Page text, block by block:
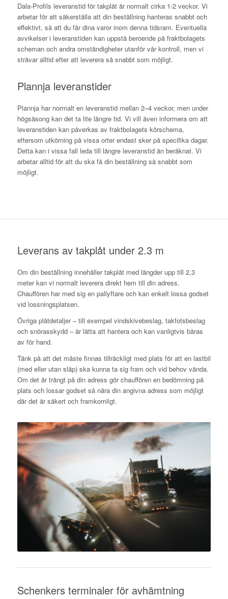
Dala-Profils leveranstid för takplåt är normalt cirka 1-2 veckor. Vi
arbetar för att säkerställa att din beställning hanteras snabbt och
effektivt, så att du får dina varor inom denna tidsram. Eventuella
avvikelser i leveranstiden kan uppstå beroende på fraktbolagets
scheman och andra omständigheter utanför vår kontroll, men vi
strävar alltid efter att leverera så snabbt som möjligt.
Plannja leveranstider
Plannja har normalt en leveranstid mellan 2–4 veckor, men under
högsäsong kan det ta lite längre tid. Vi vill även informera om att
leveranstiden kan påverkas av fraktbolagets körschema,
eftersom utkörning på vissa orter endast sker på specifika dagar.
Detta kan i vissa fall leda till längre leveranstid än beräknat. Vi
arbetar alltid för att du ska få din beställning så snabbt som
möjligt.
Leverans av takplåt under 2.3 m
Om din beställning innehåller takplåt med längder upp till 2,3
meter kan vi normalt leverera direkt hem till din adress.
Chauffören har med sig en pallyftare och kan enkelt lossa godset
vid lossningsplatsen.
Övriga plåtdetaljer – till exempel vindskivebeslag, takfotsbeslag
och snörasskydd – är lätta att hantera och kan vanligtvis bäras
av för hand.
Tänk på att det måste finnas tillräckligt med plats för att en lastbil
(med eller utan släp) ska kunna ta sig fram och vid behov vända.
Om det är trångt på din adress gör chauffören en bedömning på
plats och lossar godset så nära din angivna adress som möjligt
där det är säkert och framkomligt.
Schenkers terminaler för avhämtning